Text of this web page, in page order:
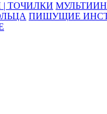
ТОЧИЛКИ
ПИШУЩИЕ